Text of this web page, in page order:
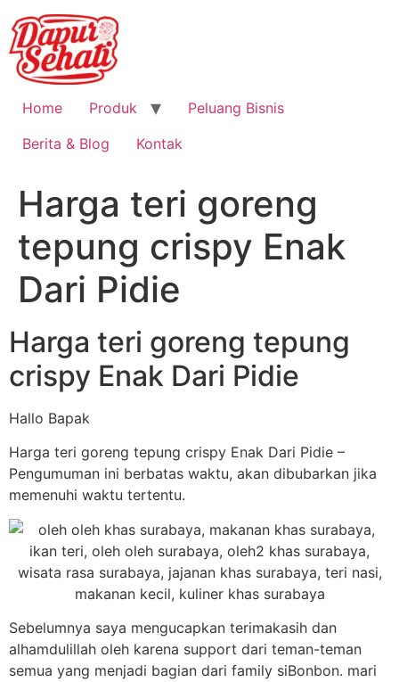
Home Produk
Peluang Bisnis
Berita & Blog
Kontak
Harga teri goreng
tepung crispy Enak
Dari Pidie
Harga teri goreng tepung
crispy Enak Dari Pidie
Hallo Bapak
Harga teri goreng tepung crispy Enak Dari Pidie –
Pengumuman ini berbatas waktu, akan dibubarkan jika
memenuhi waktu tertentu.
Sebelumnya saya mengucapkan terimakasih dan
alhamdulillah oleh karena support dari teman-teman
semua yang menjadi bagian dari family siBonbon. mari